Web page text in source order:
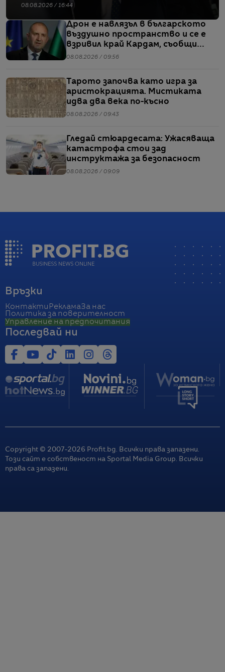
08.08.2026 / 16:44
Дрон е навлязъл в българското
въздушно пространство и се е
взривил край Кардам, съобщи
Радев
08.08.2026 / 09:56
Тарото започва като игра за
аристокрацията. Мистиката
идва два века по-късно
08.08.2026 / 09:43
Гледай стюардесата: Ужасяваща
катастрофа стои зад
инструктажа за безопасност
08.08.2026 / 09:09
Връзки
Контакти РекламаЗа нас
Политика за поверителност
Управление на предпочитания
Последвай ни
Copyright © 2007-2026 Profit.bg. Всички права запазени.
Този сайт е собственост на Sportal Media Group. Всички
права са запазени.